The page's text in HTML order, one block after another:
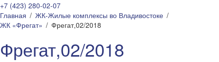
+7 (423) 280-02-07
Главная
ЖК-Жилые комплексы во Владивостоке
ЖК «Фрегат»
Фрегат,02/2018
Фрегат,02/2018